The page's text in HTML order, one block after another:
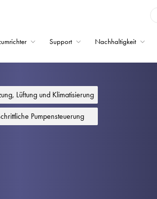
Support Nachhaltigkeit
Lüftung und Klimatisierung
Pumpensteuerung
Frequenzumrichter
Support
Nachhaltigkeit